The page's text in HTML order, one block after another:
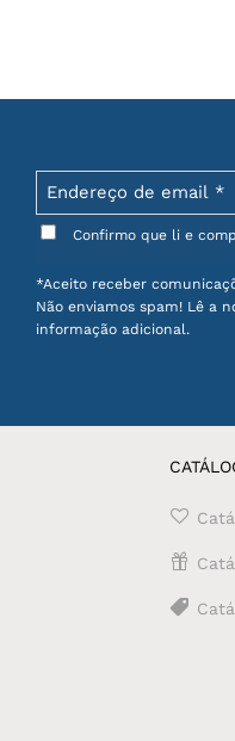
Confirmo que li e
*Aceito receber
Não enviamos spam! Lê a
informação adicional.